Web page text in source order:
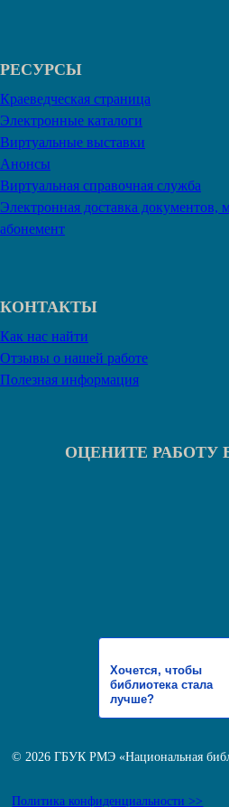
РЕСУРСЫ
Краеведческая страница
Электронные каталоги
Виртуальные выставки
Анонсы
Виртуальная справочная служба
Электронная доставка документов,
абонемент
КОНТАКТЫ
Как нас найти
Отзывы о нашей работе
Полезная информация
ОЦЕНИТЕ РАБОТУ
Хочется, чтобы
библиотека стала
лучше?
© 2026 ГБУК РМЭ «Национальная
Политика конфиденциальности >>